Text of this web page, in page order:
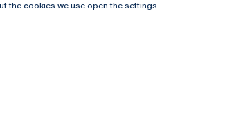
Campus Online
the cookies we use open the settings.